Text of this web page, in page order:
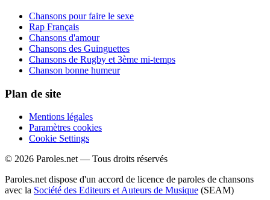
Chansons pour faire le sexe
Rap Français
Chansons d'amour
Chansons des Guinguettes
Chansons de Rugby et 3ème mi-temps
Chanson bonne humeur
Plan de site
Mentions légales
Paramètres cookies
Cookie Settings
© 2026 Paroles.net — Tous droits réservés
Paroles.net dispose d'un accord de licence de paroles de chansons
avec la Société des Editeurs et Auteurs de Musique (SEAM)